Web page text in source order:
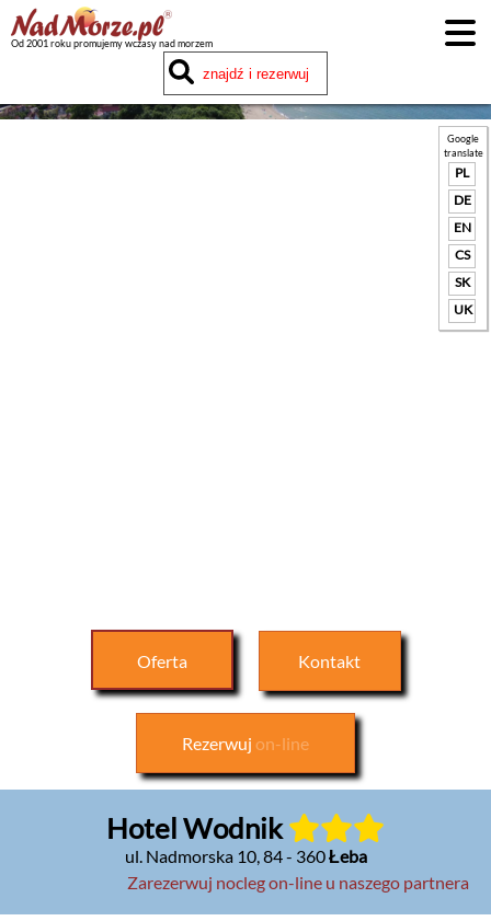
Od 2001 roku promujemy wczasy nad morzem
Google
translate
PL
DE
EN
CS
SK
UK
Oferta Kontakt
Rezerwuj on-line
Hotel Wodnik
ul. Nadmorska 10,84 - 360Łeba
Zarezerwuj nocleg on-line u naszego partnera